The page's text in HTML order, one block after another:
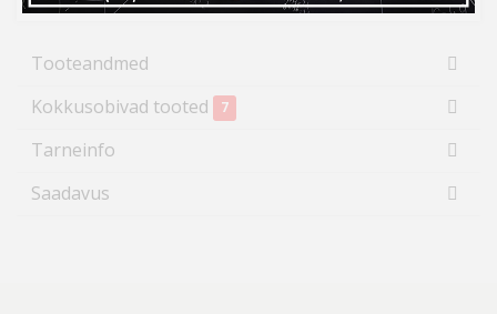
Tooteandmed
Kokkusobivad tooted
7
Tarneinfo
Saadavus